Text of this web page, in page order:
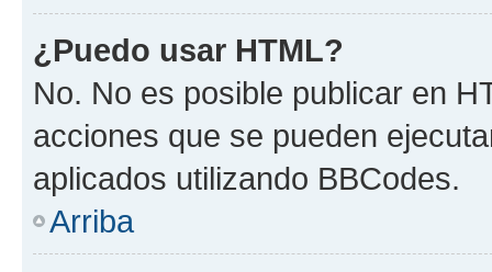
¿Puedo usar HTML?
No. No es posible publicar en
acciones que se pueden
aplicados utilizando BBCodes.
Arriba